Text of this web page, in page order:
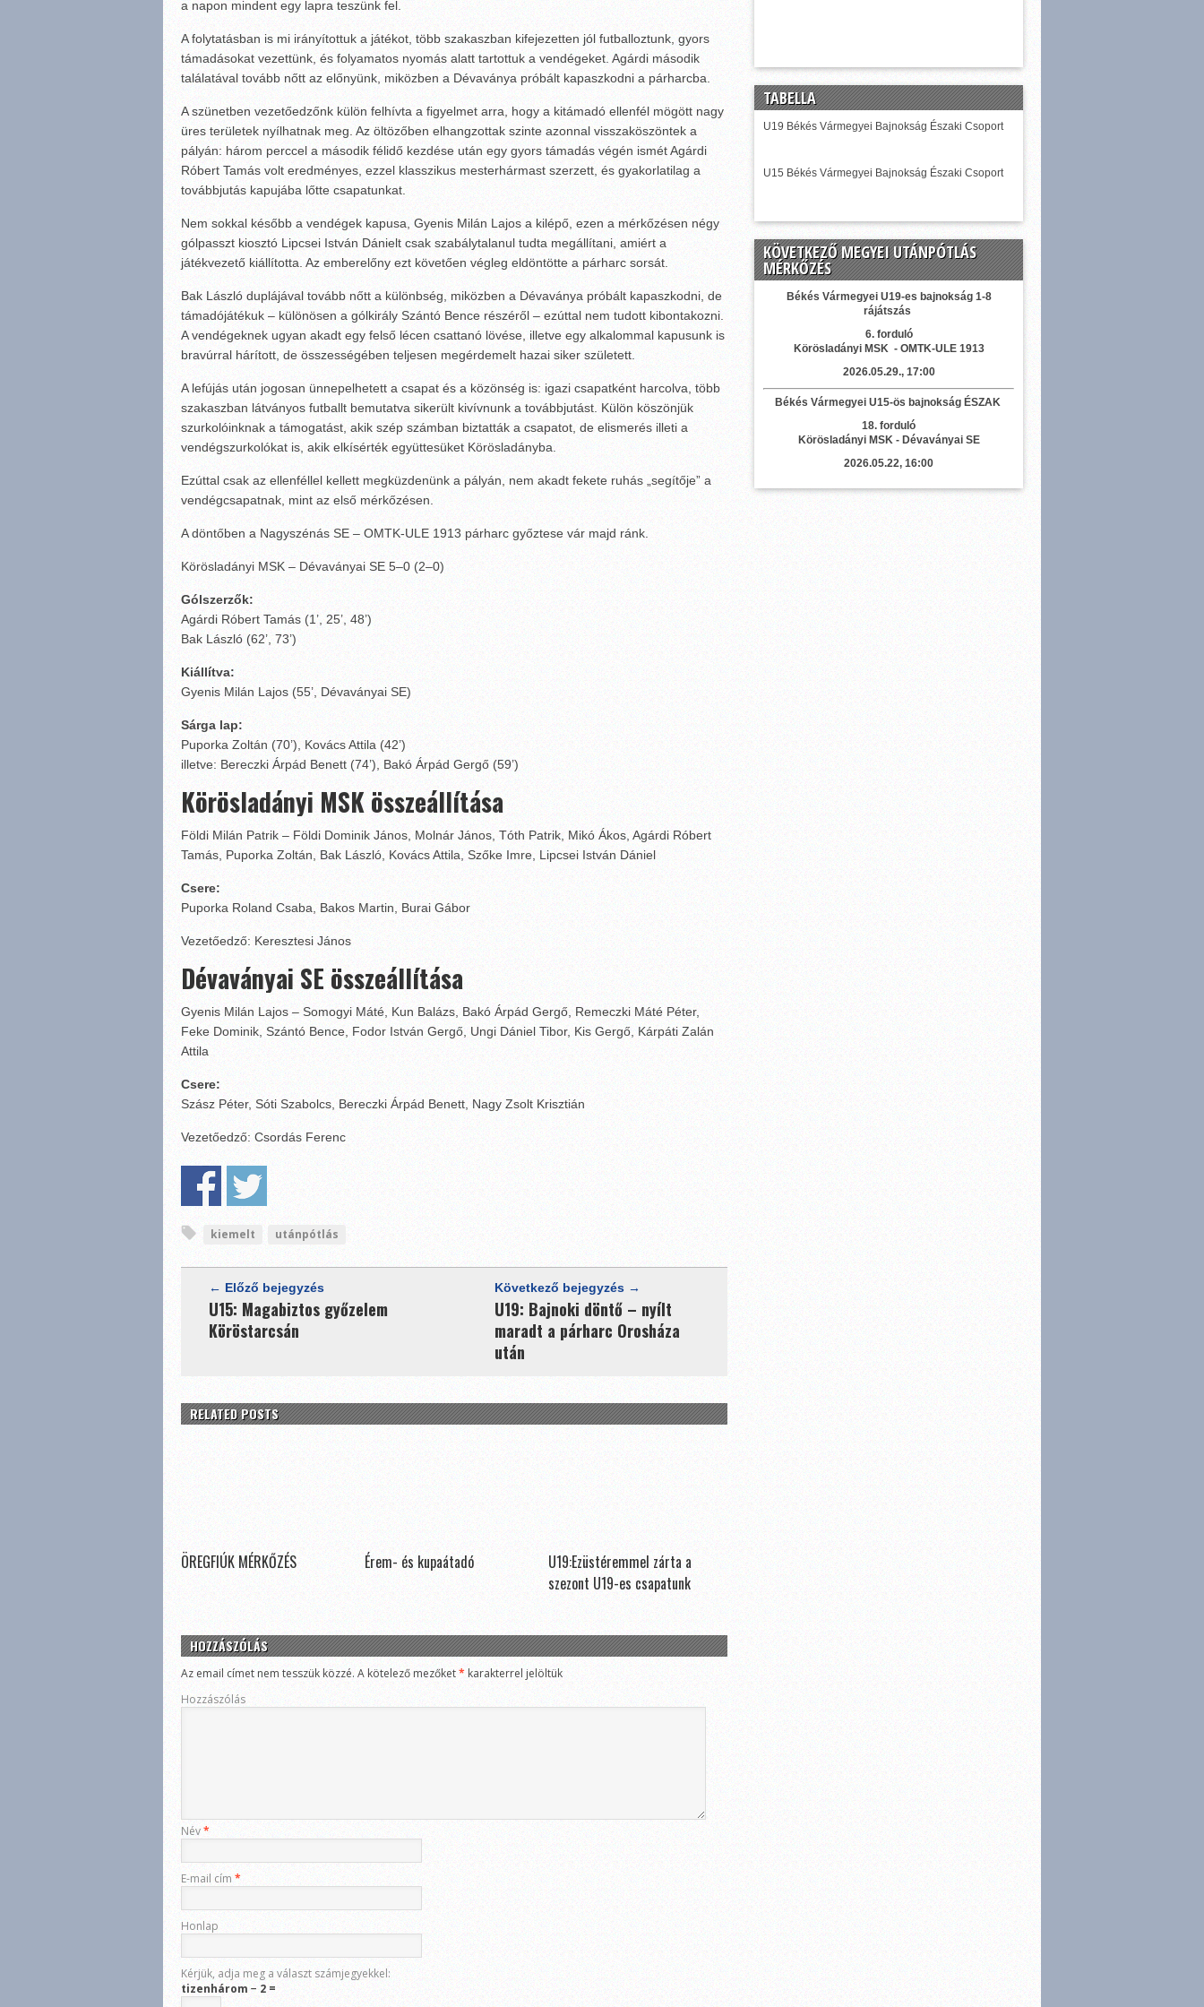
a napon mindent egy lapra teszünk fel.
A folytatásban is mi irányítottuk a játékot, több szakaszban kifejezetten jól futballoztunk, gyors
támadásokat vezettünk, és folyamatos nyomás alatt tartottuk a vendégeket. Agárdi második
találatával tovább nőtt az előnyünk, miközben a Dévaványa próbált kapaszkodni a párharcba.
A szünetben vezetőedzőnk külön felhívta a figyelmet arra, hogy a kitámadó ellenfél mögött nagy
üres területek nyílhatnak meg. Az öltözőben elhangzottak szinte azonnal visszaköszöntek a
pályán: három perccel a második félidő kezdése után egy gyors támadás végén ismét Agárdi
Róbert Tamás volt eredményes, ezzel klasszikus mesterhármast szerzett, és gyakorlatilag a
továbbjutás kapujába lőtte csapatunkat.
Nem sokkal később a vendégek kapusa, Gyenis Milán Lajos a kilépő, ezen a mérkőzésen négy
gólpasszt kiosztó Lipcsei István Dánielt csak szabálytalanul tudta megállítani, amiért a
játékvezető kiállította. Az emberelőny ezt követően végleg eldöntötte a párharc sorsát.
Bak László duplájával tovább nőtt a különbség, miközben a Dévaványa próbált kapaszkodni, de
támadójátékuk – különösen a gólkirály Szántó Bence részéről – ezúttal nem tudott kibontakozni.
A vendégeknek ugyan akadt egy felső lécen csattanó lövése, illetve egy alkalommal kapusunk is
bravúrral hárított, de összességében teljesen megérdemelt hazai siker született.
A lefújás után jogosan ünnepelhetett a csapat és a közönség is: igazi csapatként harcolva, több
szakaszban látványos futballt bemutatva sikerült kivívnunk a továbbjutást. Külön köszönjük
szurkolóinknak a támogatást, akik szép számban biztatták a csapatot, de elismerés illeti a
vendégszurkolókat is, akik elkísérték együttesüket Körösladányba.
Ezúttal csak az ellenféllel kellett megküzdenünk a pályán, nem akadt fekete ruhás „segítője” a
vendégcsapatnak, mint az első mérkőzésen.
A döntőben a Nagyszénás SE – OMTK-ULE 1913 párharc győztese vár majd ránk.
Körösladányi MSK – Dévaványai SE 5–0 (2–0)
Gólszerzők:
Agárdi Róbert Tamás (1’, 25’, 48’)
Bak László (62’, 73’)
Kiállítva:
Gyenis Milán Lajos (55’, Dévaványai SE)
Sárga lap:
Puporka Zoltán (70’), Kovács Attila (42’)
illetve: Bereczki Árpád Benett (74’), Bakó Árpád Gergő (59’)
Körösladányi MSK összeállítása
Földi Milán Patrik – Földi Dominik János, Molnár János, Tóth Patrik, Mikó Ákos, Agárdi Róbert
Tamás, Puporka Zoltán, Bak László, Kovács Attila, Szőke Imre, Lipcsei István Dániel
Csere:
Puporka Roland Csaba, Bakos Martin, Burai Gábor
Vezetőedző: Keresztesi János
Dévaványai SE összeállítása
Gyenis Milán Lajos – Somogyi Máté, Kun Balázs, Bakó Árpád Gergő, Remeczki Máté Péter,
Feke Dominik, Szántó Bence, Fodor István Gergő, Ungi Dániel Tibor, Kis Gergő, Kárpáti Zalán
Attila
Csere:
Szász Péter, Sóti Szabolcs, Bereczki Árpád Benett, Nagy Zsolt Krisztián
Vezetőedző: Csordás Ferenc
kiemelt utánpótlás
← Előző bejegyzés
U15: Magabiztos győzelem
Köröstarcsán
Következő bejegyzés →
U19: Bajnoki döntő – nyílt
maradt a párharc Orosháza
után
RELATED POSTS
ÖREGFIÚK MÉRKŐZÉS Érem- és kupaátadó
U19:Ezüstéremmel zárta a
szezont U19-es csapatunk
HOZZÁSZÓLÁS
Az email címet nem tesszük közzé. A kötelező mezőket*karakterrel jelöltük
Hozzászólás
Név*
E-mail cím *
Honlap
Kérjük, adja meg a választ számjegyekkel:
tizenhárom − 2 =
TABELLA
U19 Békés Vármegyei Bajnokság Északi Csoport
U15 Békés Vármegyei Bajnokság Északi Csoport
KÖVETKEZŐ MEGYEI UTÁNPÓTLÁS
MÉRKŐZÉS
Békés Vármegyei U19-es bajnokság 1-8
rájátszás
6. forduló
Körösladányi MSK - OMTK-ULE 1913
2026.05.29., 17:00
Békés Vármegyei U15-ös bajnokság ÉSZAK
18. forduló
Körösladányi MSK - Dévaványai SE
2026.05.22, 16:00